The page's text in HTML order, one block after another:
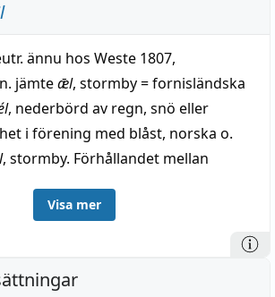
ännu hos Weste 1807,
jämteǣl, stormby = fornisländska
, nederbörd av regn, snö eller
i förening med blåst, norska o.
, stormby. Förhållandet mellan
o. fornnorska
till ila 2. Jämför under jul.
Visa mer